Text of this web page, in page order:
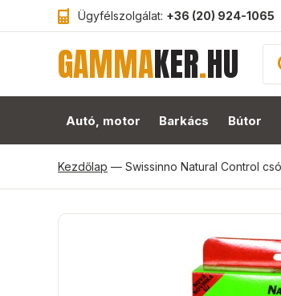
Ügyfélszolgálat: +36 (20) 924-1065
GAMMAKER.HU
Autó, motor Barkács Bútor
Kezdőlap — Swissinno Natural Control